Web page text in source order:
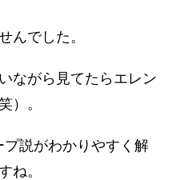
んでした。
ながら見てたらエレン
）。
説がわかりやすく解
ね。